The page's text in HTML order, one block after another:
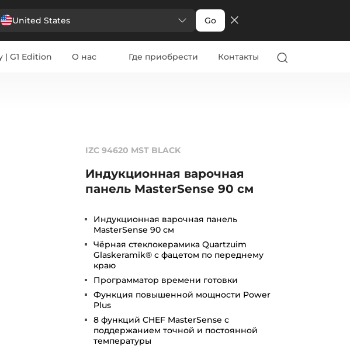
United States Go
| G1 Edition О нас Где приобрести Контакты
IZC 94620 MST BLACK
Индукционная варочная
панель MasterSense 90 см
Индукционная варочная панель
MasterSense 90 см
Чёрная стеклокерамика Quartzuim
Glaskeramik® с фацетом по переднему
краю
Программатор времени готовки
Функция повышенной мощности Power
Plus
8 функций CHEF MasterSense с
поддержанием точной и постоянной
температуры